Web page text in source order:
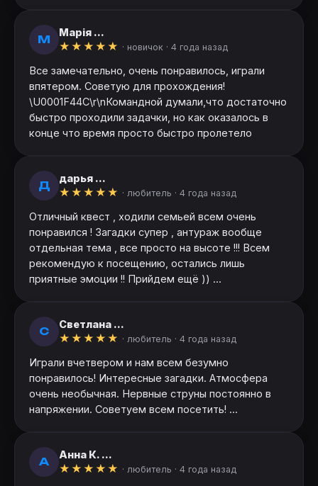
М
Марія ...
★ ★ ★ ★ ★ · новичок · 4 года назад
Все замечательно, очень понравилось, играли
впятером. Советую для прохождения!
\U0001F44C\r\nКомандной думали,что достаточно
быстро проходили задачки, но как оказалось в
конце что время просто быстро пролетело
Д
дарья ...
★ ★ ★ ★ ★ · любитель · 4 года назад
Отличный квест , ходили семьей всем очень
понравился ! Загадки супер , антураж вообще
отдельная тема , все просто на высоте !!! Всем
рекомендую к посещению, остались лишь
приятные эмоции !! Прийдем ещё )) ...
С
Светлана ...
★ ★ ★ ★ ★ · любитель · 4 года назад
Играли вчетвером и нам всем безумно
понравилось! Интересные загадки. Атмосфера
очень необычная. Нервные струны постоянно в
напряжении. Советуем всем посетить! ...
А
Анна К. ...
★ ★ ★ ★ ★ · любитель · 4 года назад